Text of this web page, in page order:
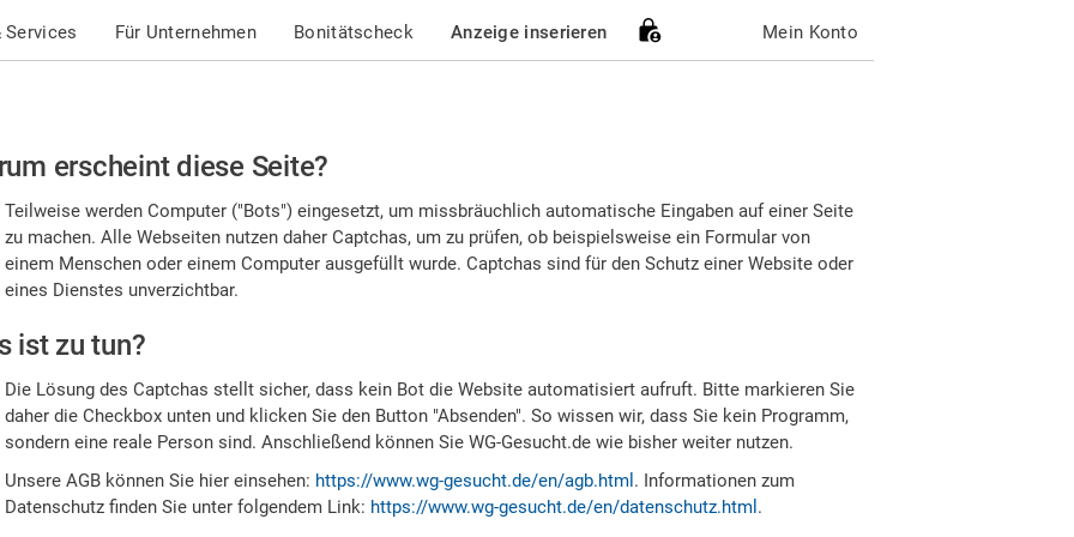
Services Für Unternehmen Bonitätscheck Anzeige inserieren Mein Konto
erscheint diese Seite?
Teilweise werden Computer ("Bots") eingesetzt, um missbräuchlich automatische Eingaben auf einer Seite
zu machen. Alle Webseiten nutzen daher Captchas, um zu prüfen, ob beispielsweise ein Formular von
einem Menschen oder einem Computer ausgefüllt wurde. Captchas sind für den Schutz einer Website oder
eines Dienstes unverzichtbar.
ist zu tun?
Die Lösung des Captchas stellt sicher, dass kein Bot die Website automatisiert aufruft. Bitte markieren Sie
daher die Checkbox unten und klicken Sie den Button "Absenden". So wissen wir, dass Sie kein Programm,
sondern eine reale Person sind. Anschließend können Sie WG-Gesucht.de wie bisher weiter nutzen.
Unsere AGB können Sie hier einsehen: https://www.wg-gesucht.de/en/agb.html . Informationen zum
Datenschutz finden Sie unter folgendem Link: https://www.wg-gesucht.de/en/datenschutz.html .